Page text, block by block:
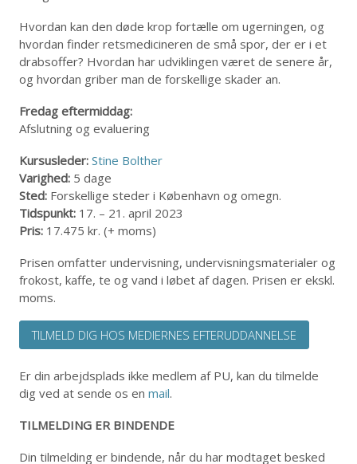
Hvordan kan den døde krop fortælle om ugerningen, og
hvordan finder retsmedicineren de små spor, der er i et
drabsoffer? Hvordan har udviklingen været de senere år,
og hvordan griber man de forskellige skader an.
Fredag eftermiddag:
Afslutning og evaluering
Kursusleder:Stine Bolther
Varighed: 5 dage
Sted: Forskellige steder i København og omegn.
Tidspunkt: 17. – 21. april 2023
Pris: 17.475 kr. (+ moms)
Prisen omfatter undervisning, undervisningsmaterialer og
frokost, kaffe, te og vand i løbet af dagen. Prisen er ekskl.
moms.
TILMELD DIG HOS MEDIERNES EFTERUDDANNELSE
Er din arbejdsplads ikke medlem af PU, kan du tilmelde
dig ved at sende os enmail.
TILMELDING ER BINDENDE
Din tilmelding er bindende, når du har modtaget besked